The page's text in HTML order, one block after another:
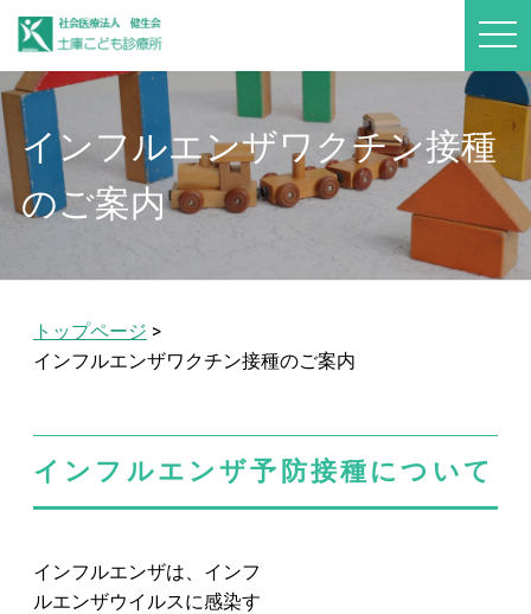
t
o
l
v
g
a
t
o
インフルエンザワクチン接種
のご案内
トップページ >
インフルエンザワクチン接種のご案内
インフルエンザ予防接種について
インフルエンザは、インフ
ルエンザウイルスに感染す